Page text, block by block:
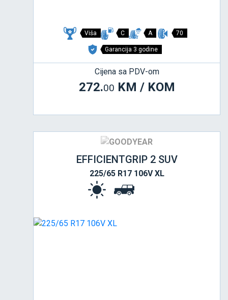
Viša C A 70
Garancija 3 godine
Cijena sa PDV-om
272.00 KM / KOM
EFFICIENTGRIP 2 SUV
225/65 R17 106V XL